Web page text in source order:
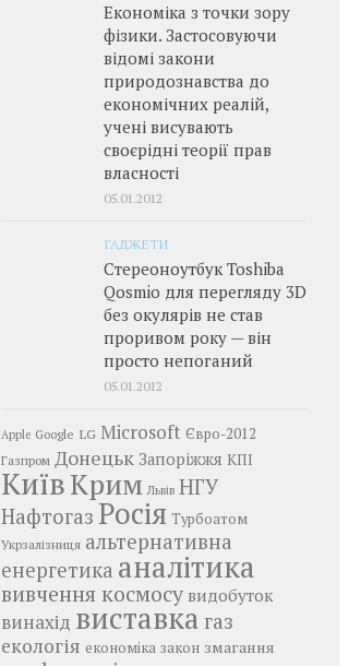
Економіка з точки зору
фізики. Застосовуючи
відомі закони
природознавства до
економічних реалій,
учені висувають
своєрідні теорії прав
власності
05.01.2012
ГАДЖЕТИ
Стереоноутбук Toshiba
Qosmio для перегляду 3D
без окулярів не став
проривом року — він
просто непоганий
05.01.2012
Apple Google LG Microsoft Євро-2012
Газпром Донецьк Запоріжжя КПІ
КиївКрим Львів НГУ
Нафтогаз Росія Турбоатом
Укрзалізниця альтернативна
енергетика аналітика
вивчення космосу видобуток
винахід виставка газ
екологія економіка закон змагання